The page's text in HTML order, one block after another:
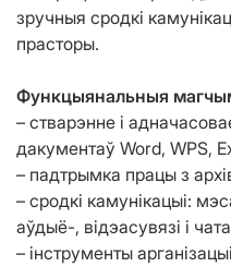
зручныя сродкі
прасторы.
Функцыянальныя
– стварэнне і
дакументаў Word, WPS,
– падтрымка працы з
– сродкі камунікацыі:
аўдыё-, відэасувязі і
– інструменты